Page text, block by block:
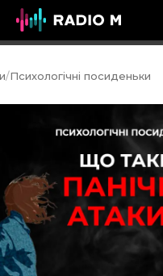
Дитячий майданчик
/Психологічні посиденьки